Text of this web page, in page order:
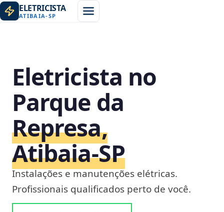
ELETRICISTA
ATIBAIA-SP
Eletricista no
Parque da
Represa,
Atibaia‑SP
Instalações e manutenções elétricas.
Profissionais qualificados perto de você.